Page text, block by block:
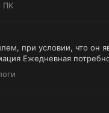
ПК
при условии, что он
Ежедневная